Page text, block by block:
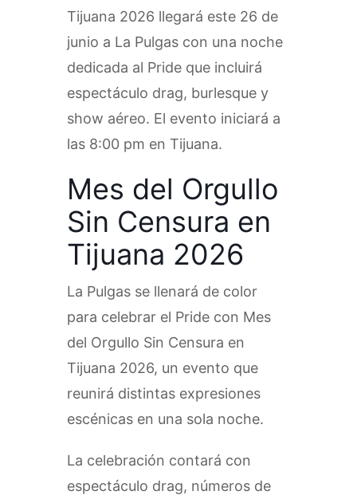
Tijuana 2026 llegará este 26 de
junio a La Pulgas con una noche
dedicada al Pride que incluirá
espectáculo drag, burlesque y
show aéreo. El evento iniciará a
las 8:00 pm en Tijuana.
Mes del Orgullo
Sin Censura en
Tijuana 2026
La Pulgas se llenará de color
para celebrar el Pride con Mes
del Orgullo Sin Censura en
Tijuana 2026, un evento que
reunirá distintas expresiones
escénicas en una sola noche.
La celebración contará con
espectáculo drag, números de